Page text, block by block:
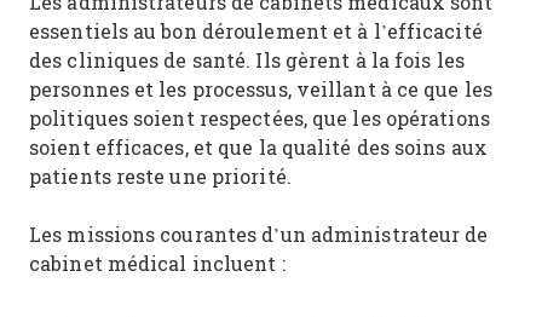
essentiels au bon déroulement et à l’efficacité
des cliniques de santé. Ils gèrent à la fois les
personnes et les processus, veillant à ce que les
politiques soient respectées, que les opérations
soient efficaces, et que la qualité des soins aux
patients reste une priorité.
Les missions courantes d’un administrateur de
cabinet médical incluent :